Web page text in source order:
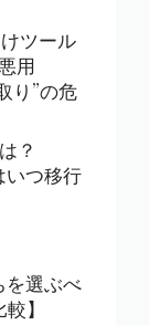
ツール
用
り”の危
？
つ移行
選ぶべ
】